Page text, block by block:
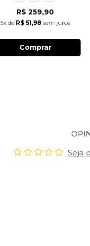
R$ 259,90
5xde R$ 51,98 sem juros
Comprar
Seja